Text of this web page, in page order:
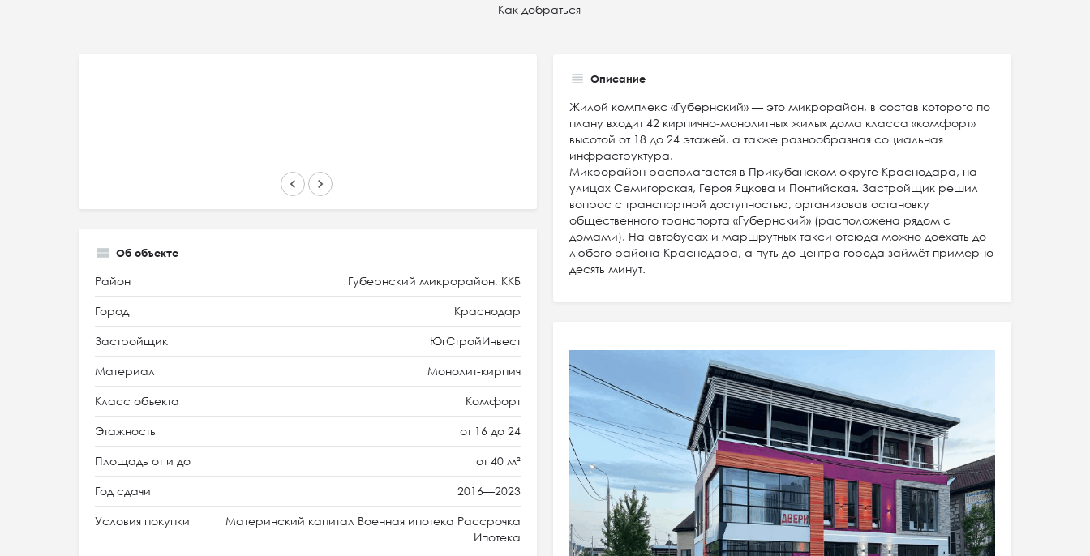
Как добраться
keyboard_arrow_left keyboard_arrow_right
Описание
Жилой комплекс «Губернский» — это микрорайон, в состав которого по
плану входит 42 кирпично-монолитных жилых дома класса «комфорт»
высотой от 18 до 24 этажей, а также разнообразная социальная
инфраструктура.
Микрорайон располагается в Прикубанском округе Краснодара, на
улицах Семигорская, Героя Яцкова и Понтийская. Застройщик решил
вопрос с транспортной доступностью, организовав остановку
общественного транспорта «Губернский» (расположена рядом с
домами). На автобусах и маршрутных такси отсюда можно доехать до
любого района Краснодара, а путь до центра города займёт примерно
десять минут.
Об объекте
Район Губернский микрорайон, ККБ
Город Краснодар
Застройщик ЮгСтройИнвест
Материал Монолит-кирпич
Класс объекта Комфорт
Этажность от 16 до 24
Площадь от и до от 40 м²
Год сдачи 2016—2023
Условия покупки
Материнский капитал Военная ипотека Рассрочка
Ипотека